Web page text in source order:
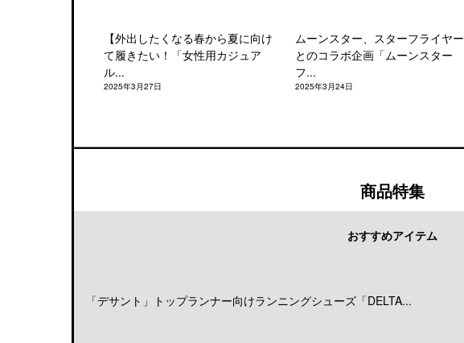
【外出したくなる春から夏に向け
て履きたい！「女性用カジュア
ル...
2025年3月27日
ムーンスター、スターフライヤー
とのコラボ企画「ムーンスター
フ...
2025年3月24日
商品特集
おすすめアイテム
「デサント」トップランナー向けランニングシューズ「DELTA...